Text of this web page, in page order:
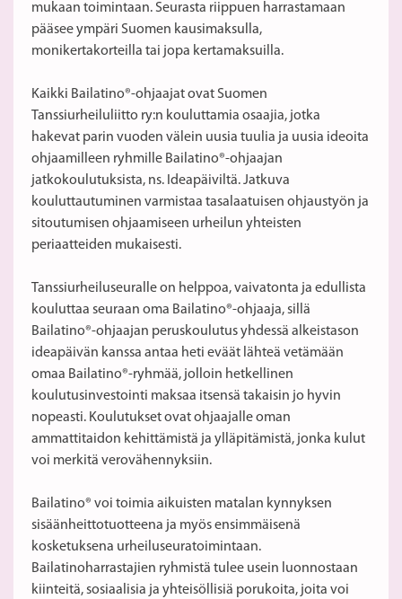
mukaan toimintaan. Seurasta riippuen harrastamaan
pääsee ympäri Suomen kausimaksulla,
monikertakorteilla tai jopa kertamaksuilla.
Kaikki Bailatino®-ohjaajat ovat Suomen
Tanssiurheiluliitto ry:n kouluttamia osaajia, jotka
hakevat parin vuoden välein uusia tuulia ja uusia ideoita
ohjaamilleen ryhmille Bailatino®-ohjaajan
jatkokoulutuksista, ns. Ideapäiviltä. Jatkuva
kouluttautuminen varmistaa tasalaatuisen ohjaustyön ja
sitoutumisen ohjaamiseen urheilun yhteisten
periaatteiden mukaisesti.
Tanssiurheiluseuralle on helppoa, vaivatonta ja edullista
kouluttaa seuraan oma Bailatino®-ohjaaja, sillä
Bailatino®-ohjaajan peruskoulutus yhdessä alkeistason
ideapäivän kanssa antaa heti eväät lähteä vetämään
omaa Bailatino®-ryhmää, jolloin hetkellinen
koulutusinvestointi maksaa itsensä takaisin jo hyvin
nopeasti. Koulutukset ovat ohjaajalle oman
ammattitaidon kehittämistä ja ylläpitämistä, jonka kulut
voi merkitä verovähennyksiin.
Bailatino® voi toimia aikuisten matalan kynnyksen
sisäänheittotuotteena ja myös ensimmäisenä
kosketuksena urheiluseuratoimintaan.
Bailatinoharrastajien ryhmistä tulee usein luonnostaan
kiinteitä, sosiaalisia ja yhteisöllisiä porukoita, joita voi